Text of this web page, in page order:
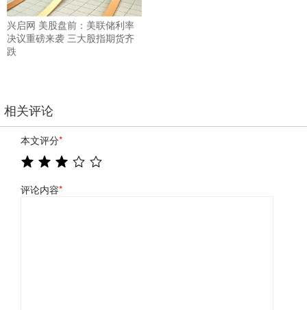
兴启网 美股盘前：美联储利率
决议重磅来袭 三大股指期货齐
跌
相关评论
本文评分*
评论内容*